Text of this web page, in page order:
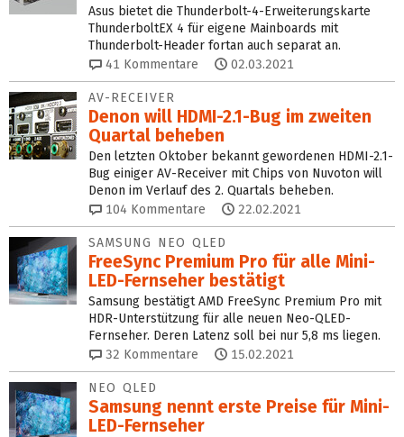
Asus bietet die Thunderbolt-4-Erweiterungskarte
ThunderboltEX 4 für eigene Mainboards mit
Thunderbolt-Header fortan auch separat an.
41 Kommentare 02.03.2021
AV-RECEIVER
Denon will HDMI-2.1-Bug im zweiten
Quartal beheben
Den letzten Oktober bekannt gewordenen HDMI-2.1-
Bug einiger AV-Receiver mit Chips von Nuvoton will
Denon im Verlauf des 2. Quartals beheben.
104 Kommentare 22.02.2021
SAMSUNG NEO QLED
FreeSync Premium Pro für alle Mini-
LED-Fernseher bestätigt
Samsung bestätigt AMD FreeSync Premium Pro mit
HDR-Unterstützung für alle neuen Neo-QLED-
Fernseher. Deren Latenz soll bei nur 5,8 ms liegen.
32 Kommentare 15.02.2021
NEO QLED
Samsung nennt erste Preise für Mini-
LED-Fernseher